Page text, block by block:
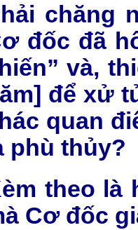
chăng
đốc đã
và,
để xử
quan
phù thủy?
theo là
Cơ đốc